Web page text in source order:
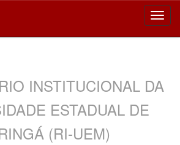
INSTITUCIONAL DA
ESTADUAL DE
(RI-UEM)